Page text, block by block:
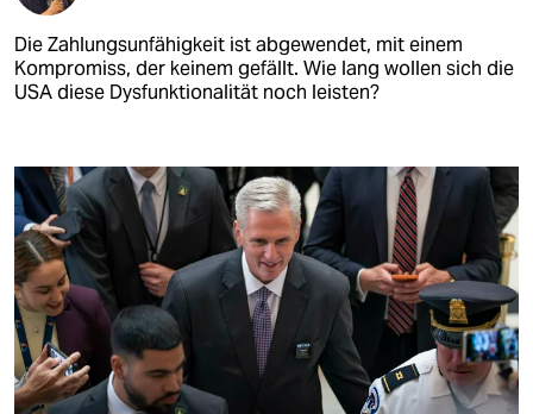
Die Zahlungsunfähigkeit ist abgewendet, mit einem
Kompromiss, der keinem gefällt. Wie lang wollen sich die
USA diese Dysfunktionalität noch leisten?